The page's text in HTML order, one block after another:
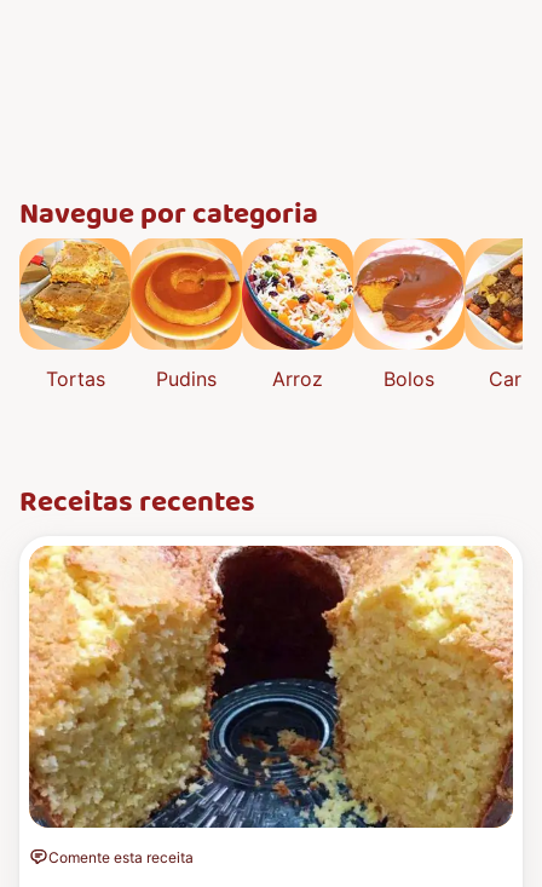
Navegue por categoria
Tortas Pudins Arroz Bolos
Receitas recentes
Comente esta receita